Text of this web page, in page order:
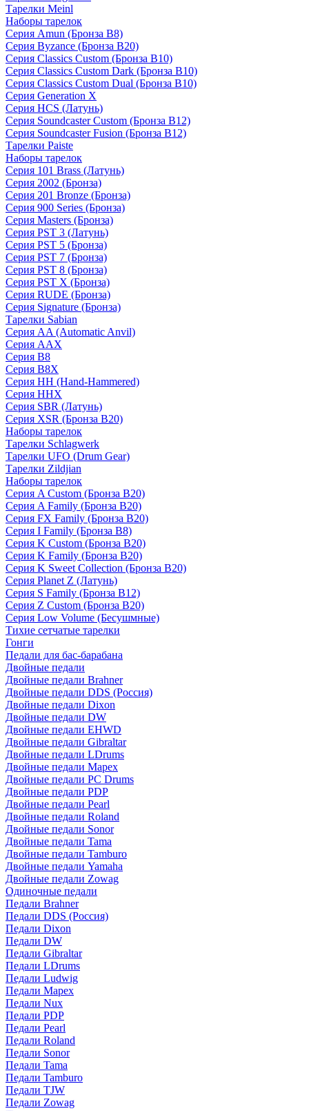
Тарелки Meinl
Наборы тарелок
Серия Amun (Бронза B8)
Серия Byzance (Бронза B20)
Серия Classics Custom (Бронза B10)
Серия Classics Custom Dark (Бронза B10)
Серия Classics Custom Dual (Бронза B10)
Серия Generation X
Серия HCS (Латунь)
Серия Soundcaster Custom (Бронза B12)
Серия Soundcaster Fusion (Бронза B12)
Тарелки Paiste
Наборы тарелок
Серия 101 Brass (Латунь)
Серия 2002 (Бронза)
Серия 201 Bronze (Бронза)
Серия 900 Series (Бронза)
Серия Masters (Бронза)
Серия PST 3 (Латунь)
Серия PST 5 (Бронза)
Серия PST 7 (Бронза)
Серия PST 8 (Бронза)
Серия PST X (Бронза)
Серия RUDE (Бронза)
Серия Signature (Бронза)
Тарелки Sabian
Серия AA (Automatic Anvil)
Серия AAX
Серия B8
Серия B8X
Серия HH (Hand-Hammered)
Серия HHX
Серия SBR (Латунь)
Серия XSR (Бронза B20)
Наборы тарелок
Тарелки Schlagwerk
Тарелки UFO (Drum Gear)
Тарелки Zildjian
Наборы тарелок
Серия A Custom (Бронза B20)
Серия A Family (Бронза B20)
Серия FX Family (Бронза B20)
Серия I Family (Бронза B8)
Серия K Custom (Бронза B20)
Серия K Family (Бронза B20)
Серия K Sweet Collection (Бронза B20)
Серия Planet Z (Латунь)
Серия S Family (Бронза B12)
Серия Z Custom (Бронза B20)
Серия Low Volume (Бесушмные)
Тихие сетчатые тарелки
Гонги
Педали для бас-барабана
Двойные педали
Двойные педали Brahner
Двойные педали DDS (Россия)
Двойные педали Dixon
Двойные педали DW
Двойные педали EHWD
Двойные педали Gibraltar
Двойные педали LDrums
Двойные педали Mapex
Двойные педали PC Drums
Двойные педали PDP
Двойные педали Pearl
Двойные педали Roland
Двойные педали Sonor
Двойные педали Tama
Двойные педали Tamburo
Двойные педали Yamaha
Двойные педали Zowag
Одиночные педали
Педали Brahner
Педали DDS (Россия)
Педали Dixon
Педали DW
Педали Gibraltar
Педали LDrums
Педали Ludwig
Педали Mapex
Педали Nux
Педали PDP
Педали Pearl
Педали Roland
Педали Sonor
Педали Tama
Педали Tamburo
Педали TJW
Педали Zowag